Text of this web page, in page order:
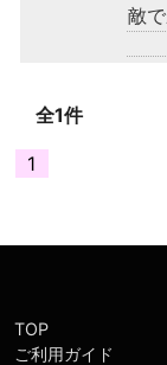
敵
全1件
1
TOP
ご利用ガイド